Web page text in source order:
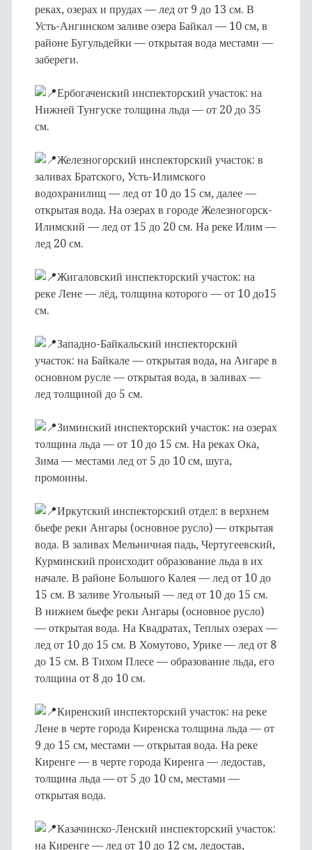
реках, озерах и прудах — лед от 9 до 13 см. В
Усть-Ангинском заливе озера Байкал — 10 см, в
районе Бугульдейки — открытая вода местами —
забереги.
Ербогаченский инспекторский участок: на
Нижней Тунгуске толщина льда — от 20 до 35
см.
Железногорский инспекторский участок: в
заливах Братского, Усть-Илимского
водохранилищ — лед от 10 до 15 см, далее —
открытая вода. На озерах в городе Железногорск-
Илимский — лед от 15 до 20 см. На реке Илим —
лед 20 см.
Жигаловский инспекторский участок: на
реке Лене — лёд, толщина которого — от 10 до15
см.
Западно-Байкальский инспекторский
участок: на Байкале — открытая вода, на Ангаре в
основном русле — открытая вода, в заливах —
лед толщиной до 5 см.
Зиминский инспекторский участок: на озерах
толщина льда — от 10 до 15 см. На реках Ока,
Зима — местами лед от 5 до 10 см, шуга,
промоины.
Иркутский инспекторский отдел: в верхнем
бьефе реки Ангары (основное русло) — открытая
вода. В заливах Мельничная падь, Чертугеевский,
Курминский происходит образование льда в их
начале. В районе Большого Калея — лед от 10 до
15 см. В заливе Угольный — лед от 10 до 15 см.
В нижнем бьефе реки Ангары (основное русло)
— открытая вода. На Квадратах, Теплых озерах —
лед от 10 до 15 см. В Хомутово, Урике — лед от 8
до 15 см. В Тихом Плесе — образование льда, его
толщина от 8 до 10 см.
Киренский инспекторский участок: на реке
Лене в черте города Киренска толщина льда — от
9 до 15 см, местами — открытая вода. На реке
Киренге — в черте города Киренга — ледостав,
толщина льда — от 5 до 10 см, местами —
открытая вода.
Казачинско-Ленский инспекторский участок:
на Киренге — лед от 10 до 12 см, ледостав,